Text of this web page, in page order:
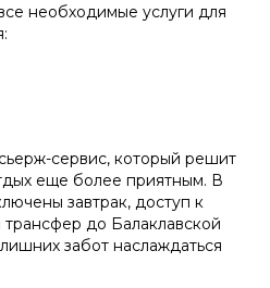
необходимые услуги для
сервис, который решит
еще более приятным. В
завтрак, доступ к
до Балаклавской
забот наслаждаться